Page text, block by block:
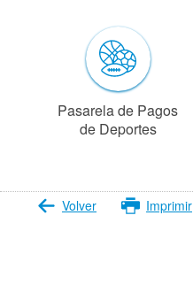
Pasarela de Pagos
de Deportes
Volver Imprimir